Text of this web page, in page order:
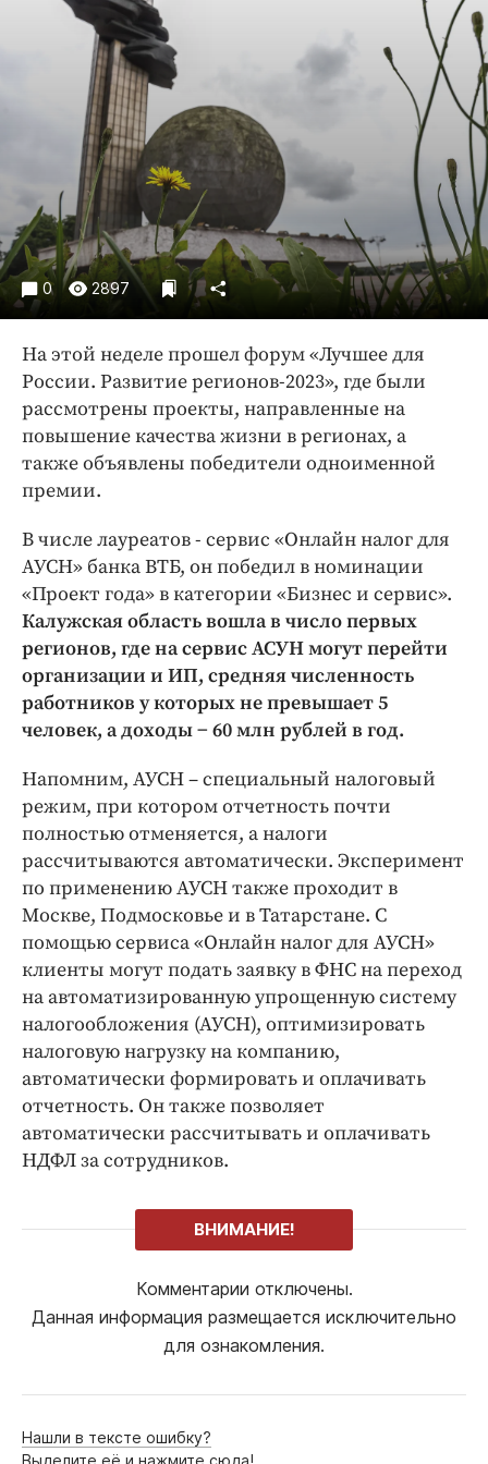
Криминал
Культура
Недвижимость и ЖКХ
Образование
Общество
Погода
Праздники
Происшествия
Спорт
Экономика и бизнес
ПРОЕКТЫ
Блоги
Издания
Медиаперсона
Интересное чтиво
Бренд года
Работодатель года
0 2897
На этой неделе прошел форум «Лучшее для
России. Развитие регионов-2023», где были
рассмотрены проекты, направленные на
повышение качества жизни в регионах, а
также объявлены победители одноименной
премии.
В числе лауреатов - сервис «Онлайн налог для
АУСН» банка ВТБ, он победил в номинации
«Проект года» в категории «Бизнес и сервис».
Калужская область вошла в число первых
регионов, где на сервис АСУН могут перейти
организации и ИП, средняя численность
работников у которых не превышает 5
человек, а доходы − 60 млн рублей в год.
Напомним, АУСН – специальный налоговый
режим, при котором отчетность почти
полностью отменяется, а налоги
рассчитываются автоматически. Эксперимент
по применению АУСН также проходит в
Москве, Подмосковье и в Татарстане. С
помощью сервиса «Онлайн налог для АУСН»
клиенты могут подать заявку в ФНС на переход
на автоматизированную упрощенную систему
налогообложения (АУСН), оптимизировать
налоговую нагрузку на компанию,
автоматически формировать и оплачивать
отчетность. Он также позволяет
автоматически рассчитывать и оплачивать
НДФЛ за сотрудников.
ВНИМАНИЕ!
Комментарии отключены.
Данная информация размещается исключительно
для ознакомления.
Нашли в тексте ошибку?